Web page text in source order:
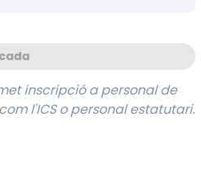
inscripció a personal de
l'ICS o personal estatutari.